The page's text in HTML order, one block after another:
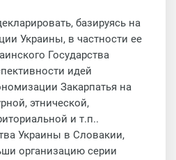
базируясь на
Украины, в частности ее
Государства
идей
Закарпатья на
этнической,
и т.п..
Украины в Словакии,
организацию серии